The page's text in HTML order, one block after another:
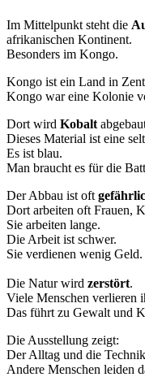
Im Mittelpunkt steht die
afrikanischen Kontinent.
Besonders im Kongo.
Kongo ist ein Land in
Kongo war eine Kolonie
Dort wird Kobalt
Dieses Material ist eine
Es ist blau.
Man braucht es für die
Der Abbau ist oft
Dort arbeiten oft Frauen,
Sie arbeiten lange.
Die Arbeit ist schwer.
Sie verdienen wenig Geld.
Die Natur wird zerstört.
Viele Menschen verlieren
Das führt zu Gewalt und
Die Ausstellung zeigt:
Der Alltag und die
Andere Menschen leiden